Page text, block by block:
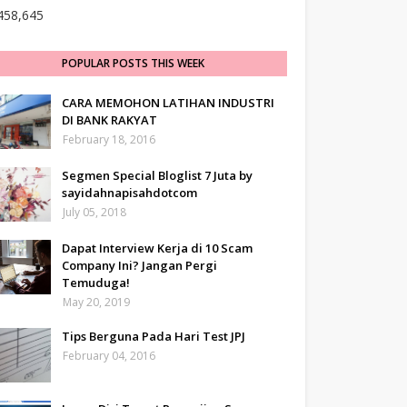
POPULAR POSTS THIS WEEK
CARA MEMOHON LATIHAN INDUSTRI
DI BANK RAKYAT
February 18, 2016
Segmen Special Bloglist 7 Juta by
sayidahnapisahdotcom
July 05, 2018
Dapat Interview Kerja di 10 Scam
Company Ini? Jangan Pergi
Temuduga!
May 20, 2019
Tips Berguna Pada Hari Test JPJ
February 04, 2016